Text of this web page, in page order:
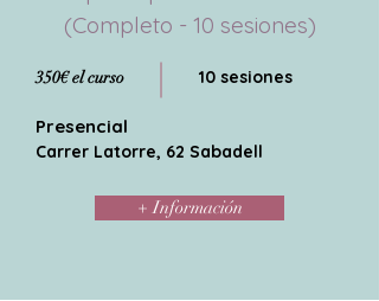
(Completo - 10 sesiones)
350€ el curso 10 sesiones
Presencial
Carrer Latorre, 62 Sabadell
+ Información